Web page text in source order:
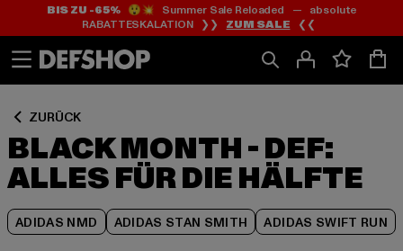
Zum
Inhalt
springen
Zum
Fußzeile
springen
BIS ZU -65%😲💥 Summer Sale Reloaded — absolute
RABATTESKALATION ❯❯ ZUM SALE ❮❮
ZURÜCK
BLACK MONTH - DEF:
ALLES FÜR DIE HÄLFTE
ADIDAS NMD ADIDAS STAN SMITH ADIDAS SWIFT RUN
Zum
Produktraster
springen